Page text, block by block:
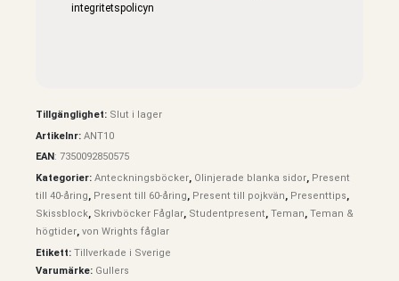
integritetspolicyn
Tillgänglighet: Slut i lager
Artikelnr: ANT10
EAN : 7350092850575
Kategorier: Anteckningsböcker, Olinjerade blanka sidor, Present
till 40-åring, Present till 60-åring, Present till pojkvän, Presenttips,
Skissblock, Skrivböcker Fåglar, Studentpresent, Teman, Teman &
högtider, von Wrights fåglar
Etikett: Tillverkade i Sverige
Varumärke: Gullers